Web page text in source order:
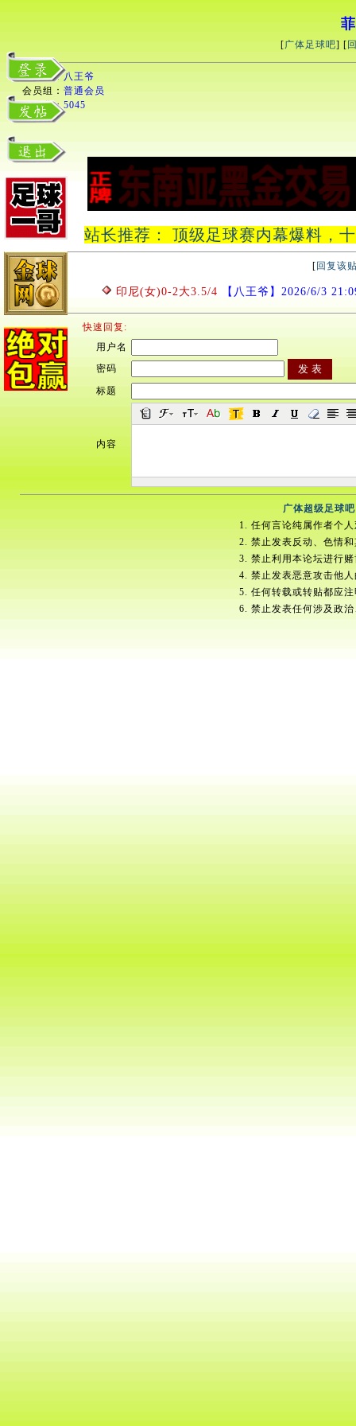
[广体足球吧] [
用户名：八王爷
会员组： 普通会员
积分：5045
站长推荐： 顶级足球赛内幕爆料，
[ 回复该
印尼(女)0-2大3.5/4 【八王爷】2026/6/3
快速回复:
用户名
密码
标题
内容
广体超级足球吧
1. 任何言论纯属作者个
2. 禁止发表反动、色情
3. 禁止利用本论坛进行
4. 禁止发表恶意攻击他
5. 任何转载或转贴都应
6. 禁止发表任何涉及政